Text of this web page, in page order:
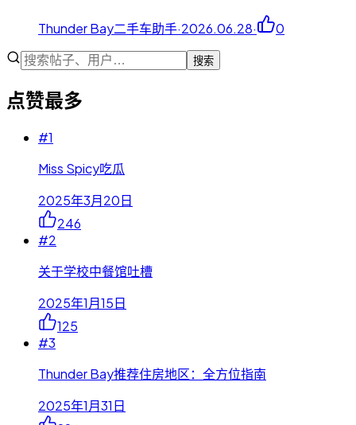
Thunder Bay二手车助手·2026.06.28· 0
搜索
点赞最多
#1
Miss Spicy吃瓜
2025年3月20日
246
#2
关于学校中餐馆吐槽
2025年1月15日
125
#3
Thunder Bay推荐住房地区：全方位指南
2025年1月31日